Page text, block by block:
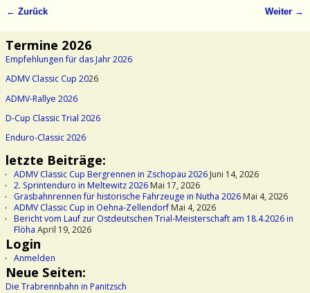
← Zurück Weiter →
Termine 2026
Empfehlungen für das Jahr 2026
ADMV Classic Cup 2026
ADMV-Rallye 2026
D-Cup Classic Trial 2026
Enduro-Classic 2026
letzte Beiträge:
ADMV Classic Cup Bergrennen in Zschopau 2026Juni 14, 2026
2. Sprintenduro in Meltewitz 2026Mai 17, 2026
Grasbahnrennen für historische Fahrzeuge in Nutha 2026Mai 4, 2026
ADMV Classic Cup in Oehna-ZellendorfMai 4, 2026
Bericht vom Lauf zur Ostdeutschen Trial-Meisterschaft am 18.4.2026 in
Flöha April 19, 2026
Login
Anmelden
Neue Seiten:
Die Trabrennbahn in Panitzsch